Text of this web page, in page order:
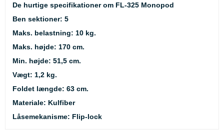
De hurtige specifikationer om FL-325 Monopod
Ben sektioner: 5
Maks. belastning: 10 kg.
Maks. højde: 170 cm.
Min. højde: 51,5 cm.
Vægt: 1,2 kg.
Foldet længde: 63 cm.
Materiale: Kulfiber
Låsemekanisme: Flip-lock